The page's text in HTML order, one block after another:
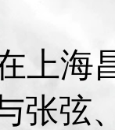
上海
张弦